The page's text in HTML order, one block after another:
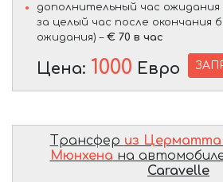
дополнительный час
за целый час после окончания
ожидания) – € 70 в час
Цена: 1000 Евро
Трансфер из Церматта
Мюнхена на
Caravelle